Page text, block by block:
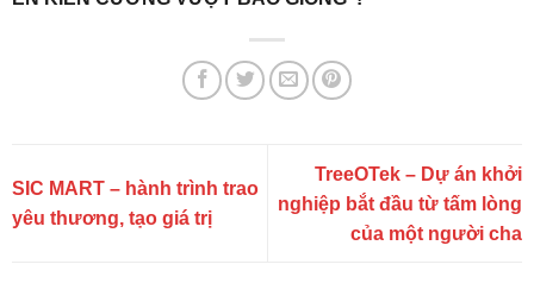
SIC MART – hành trình trao
yêu thương, tạo giá trị
TreeOTek – Dự án khởi
nghiệp bắt đầu từ tấm lòng
của một người cha